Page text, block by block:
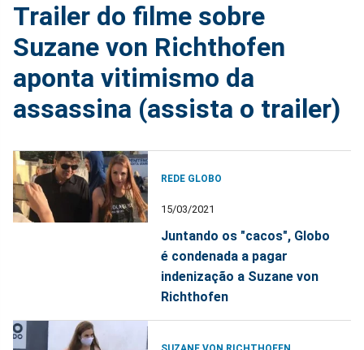
Trailer do filme sobre
Suzane von Richthofen
aponta vitimismo da
assassina (assista o trailer)
REDE GLOBO
15/03/2021
Juntando os "cacos", Globo
é condenada a pagar
indenização a Suzane von
Richthofen